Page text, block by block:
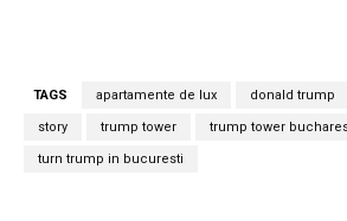
TAGS apartamente de lux donald trump
story trump tower trump tower
turn trump in bucuresti